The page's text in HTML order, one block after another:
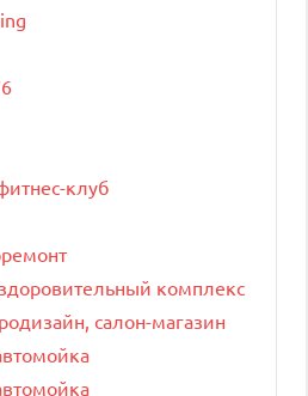
клуб
комплекс
салон-магазин